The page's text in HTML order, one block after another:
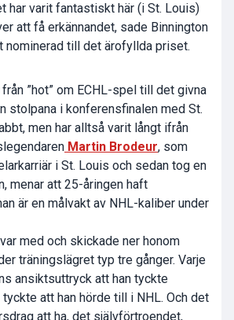
har varit fantastiskt här (i St. Louis)
att få erkännandet, sade Binnington
nominerad till det ärofyllda priset.
”hot” om ECHL-spel till det givna
stolpana i konferensfinalen med St.
men har alltså varit långt ifrån
Martin Brodeur, som
i St. Louis och sedan tog en
menar att 25-åringen haft
är en målvakt av NHL-kaliber under
med och skickade ner honom
träningslägret typ tre gånger. Varje
ansiktsuttryck att han tyckte
tyckte att han hörde till i NHL. Och det
att ha, det självförtroendet,